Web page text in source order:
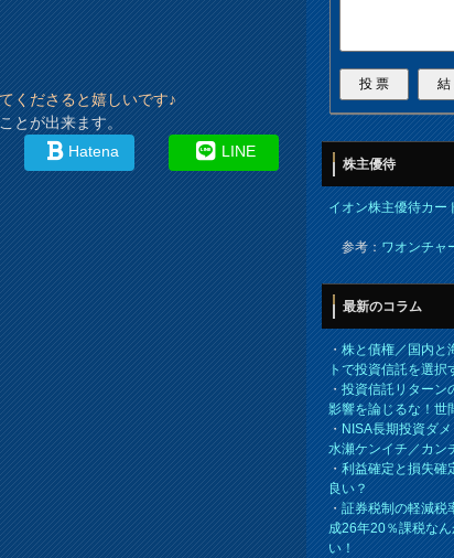
くださると嬉しいです♪
とが出来ます。
Hatena LINE
株主優待
イオン株主優待カー
参考：ワオンチャ
最新のコラム
・株と債権／国内と
トで投資信託を選択
・投資信託リターン
影響を論じるな！世
・NISA長期投資ダ
水瀬ケンイチ／カン
・利益確定と損失確
良い？
・証券税制の軽減税
成26年20％課税な
い！